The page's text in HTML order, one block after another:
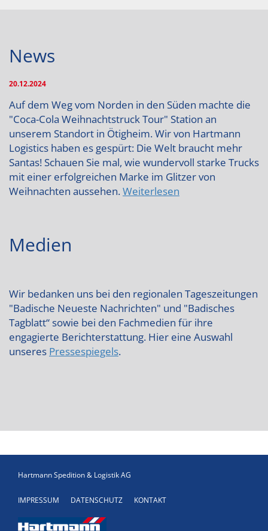
News
20.12.2024
Auf dem Weg vom Norden in den Süden machte die
"Coca-Cola Weihnachtstruck Tour" Station an
unserem Standort in Ötigheim. Wir von Hartmann
Logistics haben es gespürt: Die Welt braucht mehr
Santas! Schauen Sie mal, wie wundervoll starke Trucks
mit einer erfolgreichen Marke im Glitzer von
Weihnachten aussehen.Weiterlesen
Medien
Wir bedanken uns bei den regionalen Tageszeitungen
"Badische Neueste Nachrichten" und "Badisches
Tagblatt“ sowie bei den Fachmedien für ihre
engagierte Berichterstattung. Hier eine Auswahl
unseres Pressespiegels.
Hartmann Spedition & Logistik AG
IMPRESSUM DATENSCHUTZ KONTAKT